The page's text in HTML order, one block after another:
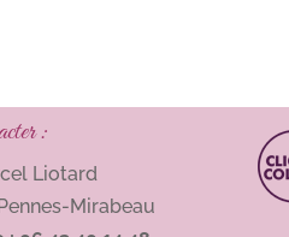
:
Liotard
Mirabeau